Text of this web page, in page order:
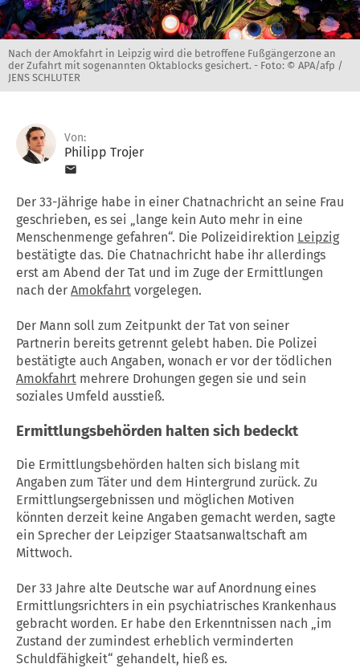
Nach der Amokfahrt in Leipzig wird die betroffene Fußgängerzone an
der Zufahrt mit sogenannten Oktablocks gesichert. - Foto: © APA/afp /
JENS SCHLUTER
Von:
Philipp Trojer
Der 33-Jährige habe in einer Chatnachricht an seine Frau
geschrieben, es sei „lange kein Auto mehr in eine
Menschenmenge gefahren“. Die Polizeidirektion Leipzig
bestätigte das. Die Chatnachricht habe ihr allerdings
erst am Abend der Tat und im Zuge der Ermittlungen
nach der Amokfahrt vorgelegen.
Der Mann soll zum Zeitpunkt der Tat von seiner
Partnerin bereits getrennt gelebt haben. Die Polizei
bestätigte auch Angaben, wonach er vor der tödlichen
Amokfahrt mehrere Drohungen gegen sie und sein
soziales Umfeld ausstieß.
Ermittlungsbehörden halten sich bedeckt
Die Ermittlungsbehörden halten sich bislang mit
Angaben zum Täter und dem Hintergrund zurück. Zu
Ermittlungsergebnissen und möglichen Motiven
könnten derzeit keine Angaben gemacht werden, sagte
ein Sprecher der Leipziger Staatsanwaltschaft am
Mittwoch.
Der 33 Jahre alte Deutsche war auf Anordnung eines
Ermittlungsrichters in ein psychiatrisches Krankenhaus
gebracht worden. Er habe den Erkenntnissen nach „im
Zustand der zumindest erheblich verminderten
Schuldfähigkeit“ gehandelt, hieß es.